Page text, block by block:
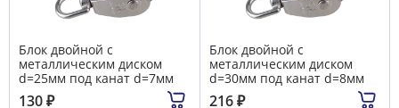
Блок двойной с
металлическим диском
d=25мм под канат d=7мм
130₽
Блок двойной с
металлическим диском
d=30мм под канат d=8мм
216₽